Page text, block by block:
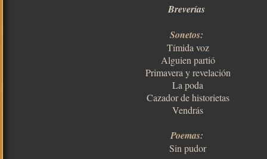
Breverías
Sonetos:
Tímida voz
Alguien partió
Primavera y revelación
La poda
Cazador de historietas
Vendrás
Poemas:
Sin pudor